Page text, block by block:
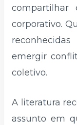
compartilhar
corporativo.
emergir
coletivo.
A literatura
assunto em